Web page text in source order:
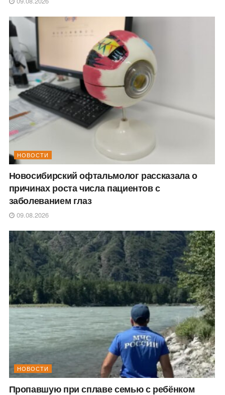
НОВОСТИ
Новосибирский офтальмолог рассказала о
причинах роста числа пациентов с
заболеванием глаз
09.08.2026
НОВОСТИ
Пропавшую при сплаве семью с ребёнком